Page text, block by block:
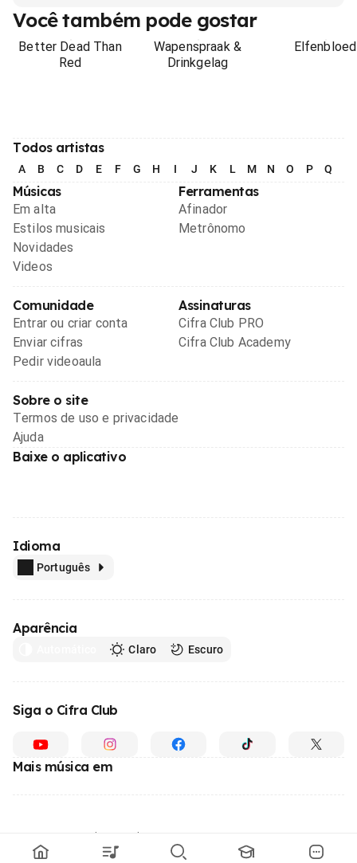
Você também pode gostar
Better Dead Than
Red
Wapenspraak &
Drinkgelag
Elfenbloed
Todos artistas
A B C D E F G H I J K L M N O P Q
Músicas
Em alta
Estilos musicais
Novidades
Videos
Ferramentas
Afinador
Metrônomo
Comunidade
Entrar ou criar conta
Enviar cifras
Pedir videoaula
Assinaturas
Cifra Club PRO
Cifra Club Academy
Sobre o site
Termos de uso e privacidade
Ajuda
Baixe o aplicativo
Idioma
Português
Aparência
Claro Escuro
Siga o Cifra Club
Mais música em
© 1996 - 2026, o maior site de ensino de música do Brasil